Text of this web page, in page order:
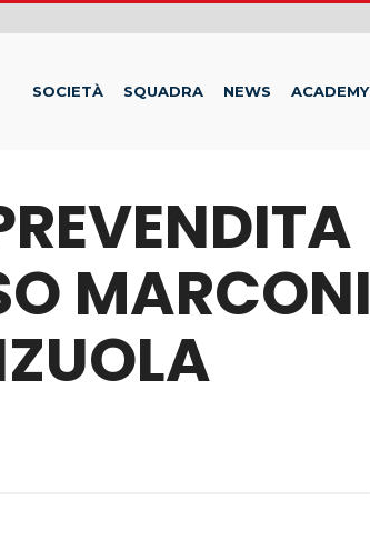
SOCIETÀ SQUADRA NEWS ACADEMY
MARCONI